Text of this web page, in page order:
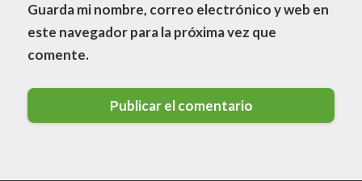
Guarda mi nombre, correo electrónico y web en
este navegador para la próxima vez que
comente.